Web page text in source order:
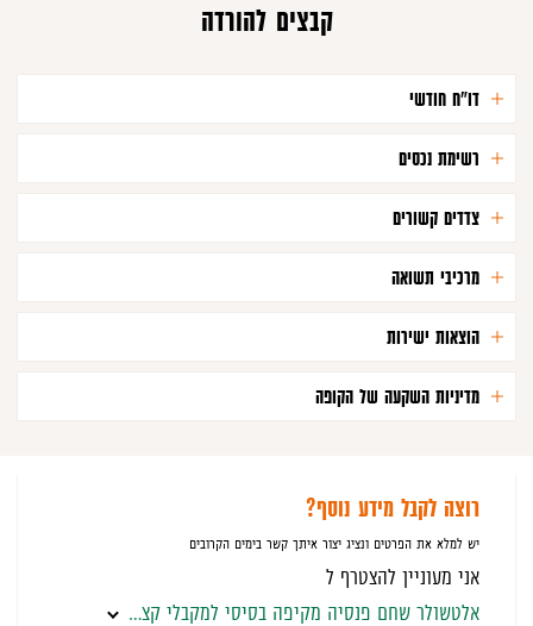
קבצים להורדה
דו"ח חודשי
רשימת נכסים
צדדים קשורים
מרכיבי תשואה
הוצאות ישירות
מדיניות השקעה של הקופה
רוצה לקבל מידע נוסף?
יש למלא את הפרטים ונציג יצור איתך קשר בימים הקרובים
אני מעוניין להצטרף ל
אלטשולר שחם פנסיה מקיפה בסיסי למקבלי קצבה